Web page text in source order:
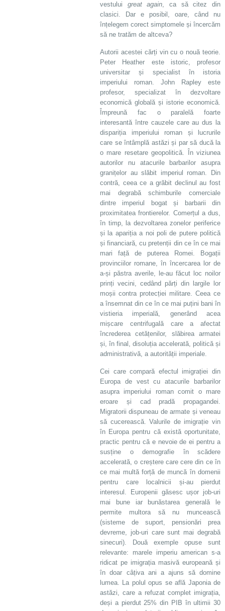
vestului great again, ca să citez din
clasici. Dar e posibil, oare, când nu
înțelegem corect simptomele și încercăm
să ne tratăm de altceva?
Autorii acestei cărți vin cu o nouă teorie.
Peter Heather este istoric, profesor
universitar și specialist în istoria
imperiului roman. John Rapley este
profesor, specializat în dezvoltare
economică globală și istorie economică.
Împreună fac o paralelă foarte
interesantă între cauzele care au dus la
dispariția imperiului roman și lucrurile
care se întâmplă astăzi și par să ducă la
o mare resetare geopolitică. În viziunea
autorilor nu atacurile barbarilor asupra
granițelor au slăbit imperiul roman. Din
contră, ceea ce a grăbit declinul au fost
mai degrabă schimburile comerciale
dintre imperiul bogat și barbarii din
proximitatea frontierelor. Comerțul a dus,
în timp, la dezvoltarea zonelor periferice
și la apariția a noi poli de putere politică
și financiară, cu pretenții din ce în ce mai
mari față de puterea Romei. Bogații
provinciilor romane, în încercarea lor de
a-și păstra averile, le-au făcut loc noilor
prinți vecini, cedând părți din largile lor
moșii contra protecției militare. Ceea ce
a însemnat din ce în ce mai puțini bani în
vistieria imperială, generând acea
mișcare centrifugală care a afectat
încrederea cetățenilor, slăbirea armatei
și, în final, disoluția accelerată, politică și
administrativă, a autorității imperiale.
Cei care compară efectul imigrației din
Europa de vest cu atacurile barbarilor
asupra imperiului roman comit o mare
eroare și cad pradă propagandei.
Migratorii dispuneau de armate și veneau
să cucerească. Valurile de imigrație vin
în Europa pentru că există oportunitate,
practic pentru că e nevoie de ei pentru a
susține o demografie în scădere
accelerată, o creștere care cere din ce în
ce mai multă forță de muncă în domenii
pentru care localnicii și-au pierdut
interesul. Europenii găsesc ușor job-uri
mai bune iar bunăstarea generală le
permite multora să nu muncească
(sisteme de suport, pensionări prea
devreme, job-uri care sunt mai degrabă
sinecuri). Două exemple opuse sunt
relevante: marele imperiu american s-a
ridicat pe imigrația masivă europeană și
în doar câțiva ani a ajuns să domine
lumea. La polul opus se află Japonia de
astăzi, care a refuzat complet imigrația,
deși a pierdut 25% din PIB în ultimii 30